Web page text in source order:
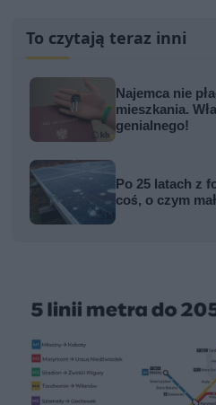
To czytają teraz inni
Najemca nie
mieszkania.
genialnego!
Po 25 latach z
coś, o czym